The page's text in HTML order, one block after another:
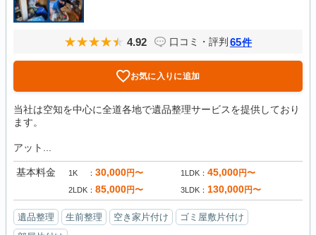
4.92 口コミ・評判 65件
お気に入りに追加
当社は空知を中心に全道各地で遺品整理サービスを提供しており
ます。
アット...
基本料金 1K 30,000円〜 1LDK 45,000円〜
2LDK 85,000円〜 3LDK 130,000円〜
遺品整理 生前整理 空き家片付け
ゴミ屋敷片付け